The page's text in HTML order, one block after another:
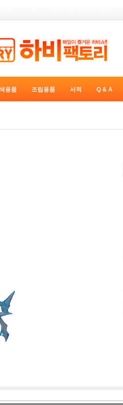
용품 조립용품 서적 Q & A